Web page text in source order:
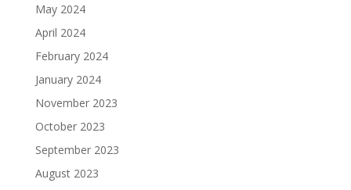
May 2024
April 2024
February 2024
January 2024
November 2023
October 2023
September 2023
August 2023